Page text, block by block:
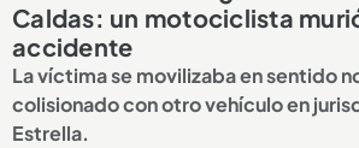
Caldas: un motociclista
accidente
La víctima se movilizaba en sentido
colisionado con otro vehículo en
Estrella.